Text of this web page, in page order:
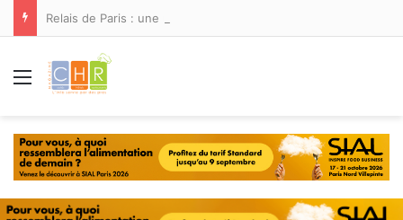
Menu